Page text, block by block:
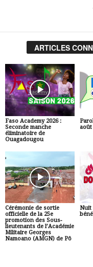
ARTICLES
Faso Academy 2026 :
Seconde manche
éliminatoire de
Ouagadougou
août
Cérémonie de sortie
officielle de la 25e
promotion des Sous-
lieutenants de l’Académie
Militaire Georges
Namoano (AMGN) de Pô
Nuit